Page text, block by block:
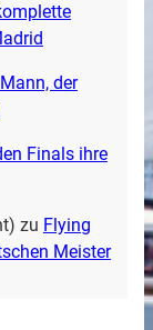
der
Finals ihre
zu Flying
Meister